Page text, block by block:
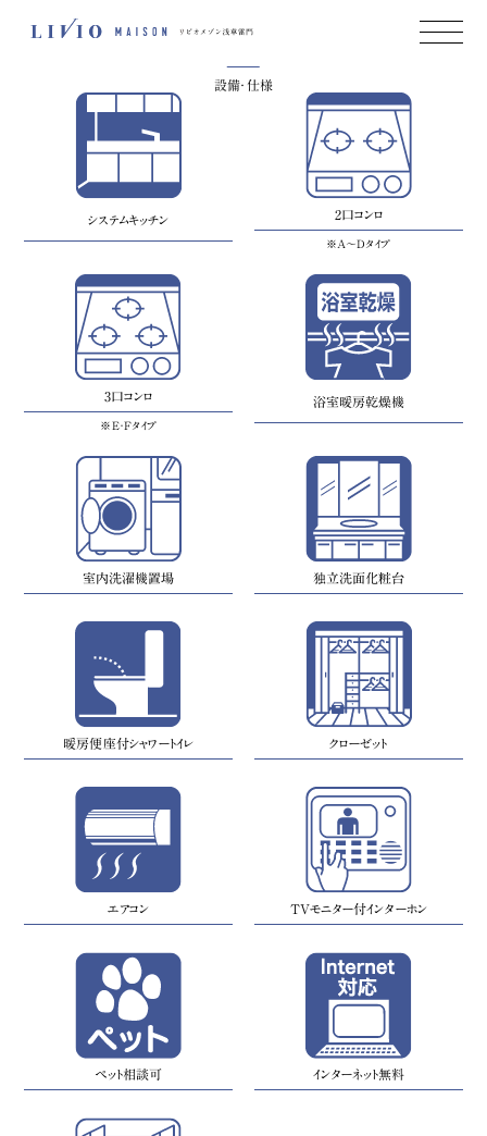
Equipment
設備・仕様
システムキッチン 2口コンロ
※A〜Dタイプ
3口コンロ
※E・Fタイプ
浴室暖房乾燥機
室内洗濯機置場 独立洗面化粧台
暖房便座付シャワートイレ クローゼット
エアコン TVモニター付インターホン
ペット相談可 インターネット無料